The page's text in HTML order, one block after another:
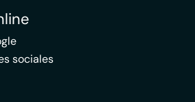
sociales